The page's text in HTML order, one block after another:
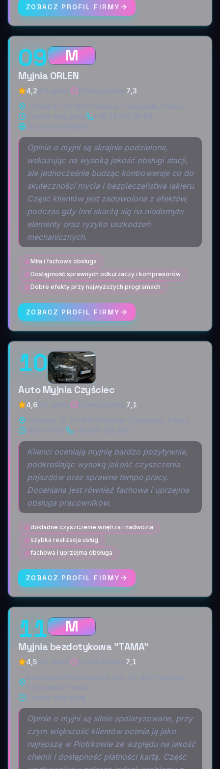
ZOBACZ PROFIL FIRMY
09 M
Myjnia ORLEN
4,2
7,3
Opinie o myjni są skrajnie podzielone,
wskazując na wysoką jakość obsługi stacji,
ale jednocześnie budząc kontrowersje co do
skuteczności mycia i bezpieczeństwa lakieru.
Część klientów jest zadowolona z efektów,
podczas gdy inni skarżą się na niedomyte
elementy oraz ryzyko uszkodzeń
mechanicznych.
Miła i fachowa obsługa
Dostępność sprawnych odkurzaczy i kompresorów
Dobre efekty przy najwyższych programach
ZOBACZ PROFIL FIRMY
10
Auto Myjnia Czyściec
4,6
7,1
Klienci oceniają myjnię bardzo pozytywnie,
podkreślając wysoką jakość czyszczenia
pojazdów oraz sprawne tempo pracy.
Doceniana jest również fachowa i uprzejma
obsługa pracowników.
dokładne czyszczenie wnętrza i nadwozia
szybka realizacja usług
fachowa i uprzejma obsługa
ZOBACZ PROFIL FIRMY
11 M
Myjnia bezdotykowa "TAMA"
4,5
7,1
Opinie o myjni są silnie spolaryzowane, przy
czym większość klientów ocenia ją jako
najlepszą w Piotrkowie ze względu na jakość
chemii i dostępność płatności kartą. Część